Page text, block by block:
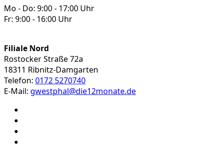
Mo - Do: 9:00 - 17:00 Uhr
Fr: 9:00 - 16:00 Uhr
Filiale Nord
Rostocker Straße 72a
18311 Ribnitz-Damgarten
Telefon: 0172 5270740
E-Mail: gwestphal@die12monate.de